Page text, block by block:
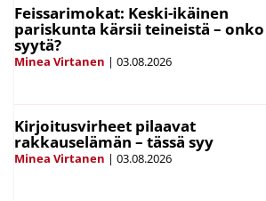
Feissarimokat: Keski-ikäinen
pariskunta kärsii teineistä – onko
syytä?
Minea Virtanen | 03.08.2026
Kirjoitusvirheet pilaavat
rakkauselämän – tässä syy
Minea Virtanen | 03.08.2026